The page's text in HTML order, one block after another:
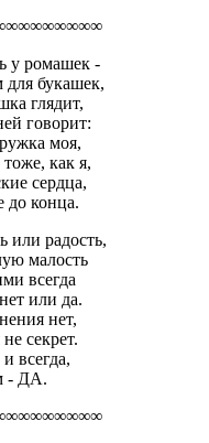
у ромашек -
для букашек,
глядит,
говорит:
моя,
как я,
сердца,
до конца.
или радость,
малость
всегда
или да.
нет,
секрет.
всегда,
- ДА.